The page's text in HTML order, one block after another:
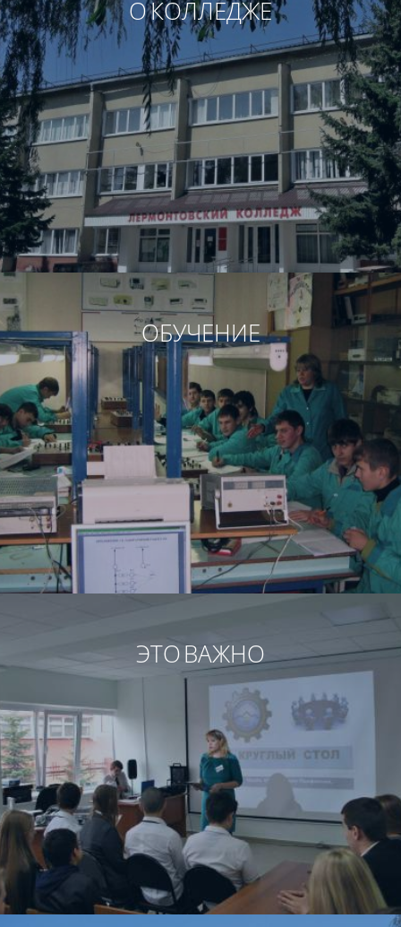
О КОЛЛЕДЖЕ
ОБУЧЕНИЕ
ЭТО ВАЖНО